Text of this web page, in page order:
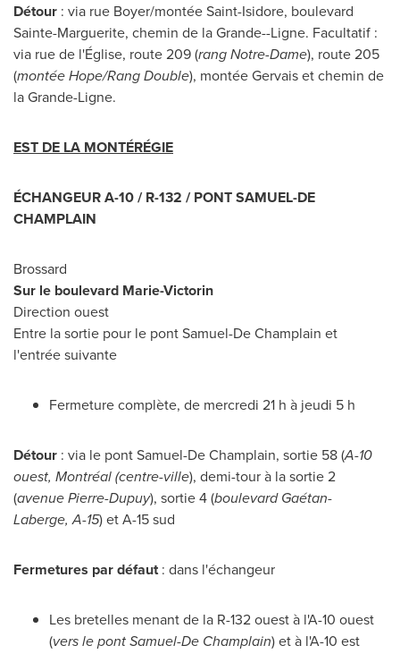
Détour : via rue Boyer/montée Saint-Isidore, boulevard
Sainte-Marguerite, chemin de la Grande--Ligne. Facultatif :
via rue de l'Église, route 209 (rangNotre-Dame), route 205
(montée Hope/Rang Double), montée Gervais et chemin de
la Grande-Ligne.
EST DE LA MONTÉRÉGIE
ÉCHANGEUR A-10 / R-132 / PONT SAMUEL-DE
CHAMPLAIN
Brossard
Sur le boulevard Marie-Victorin
Direction ouest
Entre la sortie pour le pont Samuel-De Champlain et
l'entrée suivante
Fermeture complète, de mercredi 21 h à jeudi 5 h
Détour : via le pont Samuel-De Champlain, sortie 58 (A-10
ouest, Montréal (centre-ville), demi-tour à la sortie 2
(avenue Pierre-Dupuy), sortie 4 (boulevard Gaétan-
Laberge, A-15) et A-15 sud
Fermetures par défaut: dans l'échangeur
Les bretelles menant de la R-132 ouest à l'A-10 ouest
(vers le pontSamuel-De Champlain) et à l'A-10 est